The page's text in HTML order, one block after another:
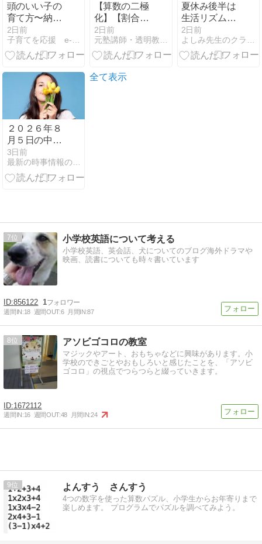
頭のいい子の
育て方〜納得
するまで諦め
ない
2日前
子育てを応援 e-子育て.comのブログ
【算数の二極
化】【割合】
【速さ】でフ
リーズする子
を救う！小5
抜ける方法
2日前
元塾講師・透明教育ママ見参!
夏休み後半は
生活リズムを
少しずつ学校
モードへ
2日前
よしみ先生のクラスルーム
２０２６年８
月５日の中
国、三峡ダム
の長江流域の
洪水の状況。
3日前
最新の時事情報のブログ
全て表示
7 小学校英語について考える
小学校英語、英会話、犬についてのブログ海外ドラマや
映画、読書についても時々書いています
856122 1
週間IN:18 週間OUT:6 月間IN:87
8 アソビゴコロの教室
マジックやアート、おもちゃなどに興味があります。小
学校のできごとやおもしろいと感じたことを、「アソビ
ゴコロ」の視点でつらつらと綴っていきます。
1672112
週間IN:16 週間OUT:48 月間IN:24
9 よんすう さんすう
4つの数字を使った算数パズル、小学生からお年寄りまで
楽しめます。 プログラムでパズルを調べてみよう。